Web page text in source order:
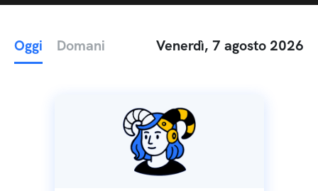
Oggi Domani Venerdì, 7 agosto 2026